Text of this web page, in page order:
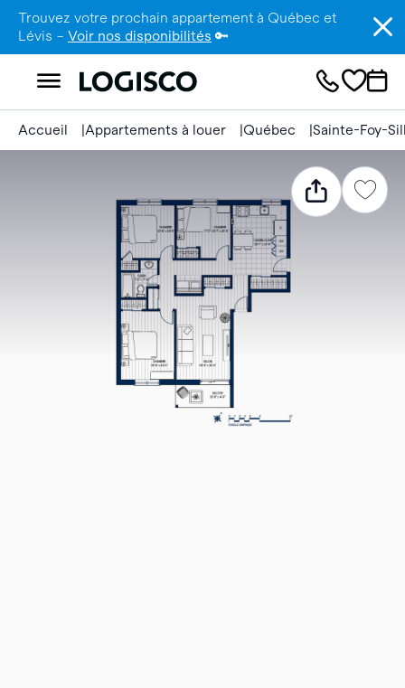
Trouvez votre prochain appartement à Québec et
Lévis – Voir nos disponibilités 🔑
Accueil Appartements à louer Québec Sainte-Foy-